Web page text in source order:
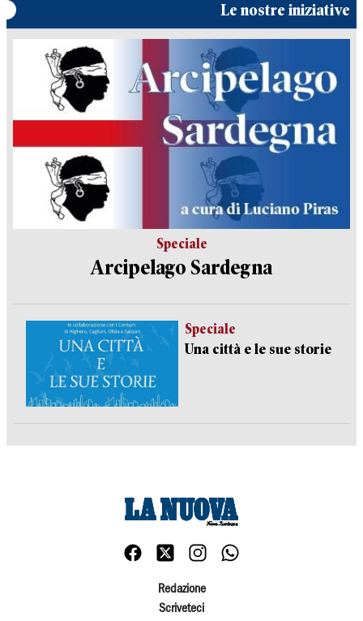
Le nostre iniziative
Speciale
Arcipelago Sardegna
Speciale
Una città e le sue storie
Redazione
Scriveteci